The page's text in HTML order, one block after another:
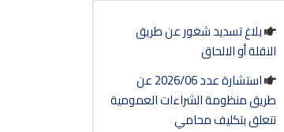
بلاغ تسديد شغور عن طريق
النقلة أو الالحاق
استشارة عدد 2026/06 عن
طريق منظومة الشراءات العمومية
تتعلق بتكليف محامي